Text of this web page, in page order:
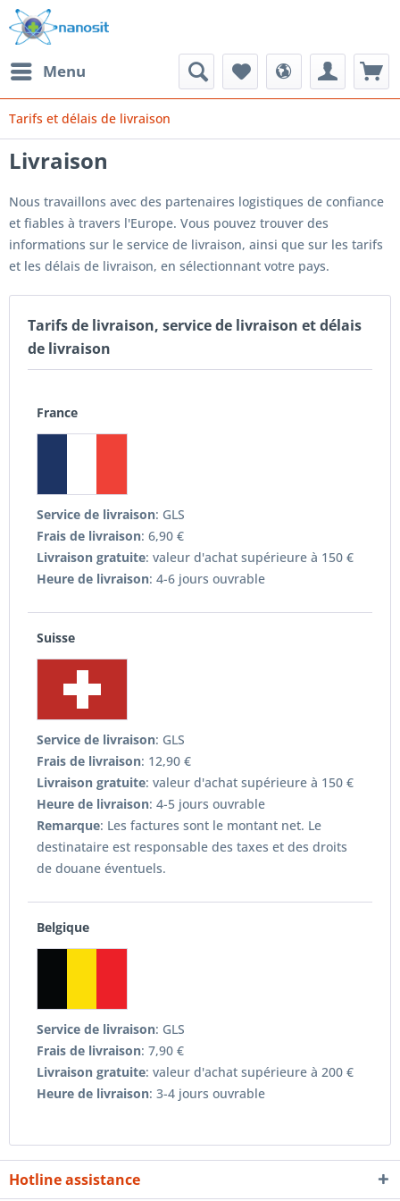
Menu
Tarifs et délais de livraison
Livraison
Nous travaillons avec des partenaires logistiques de confiance
et fiables à travers l'Europe. Vous pouvez trouver des
informations sur le service de livraison, ainsi que sur les tarifs
et les délais de livraison, en sélectionnant votre pays.
Tarifs de livraison, service de livraison et délais
de livraison
France
Service de livraison: GLS
Frais de livraison: 6,90 €
Livraison gratuite: valeur d'achat supérieure à 150 €
Heure de livraison: 4-6 jours ouvrable
Suisse
Service de livraison: GLS
Frais de livraison: 12,90 €
Livraison gratuite: valeur d'achat supérieure à 150 €
Heure de livraison: 4-5 jours ouvrable
Remarque: Les factures sont le montant net. Le
destinataire est responsable des taxes et des droits
de douane éventuels.
Belgique
Service de livraison: GLS
Frais de livraison: 7,90 €
Livraison gratuite: valeur d'achat supérieure à 200 €
Heure de livraison: 3-4 jours ouvrable
Hotline assistance